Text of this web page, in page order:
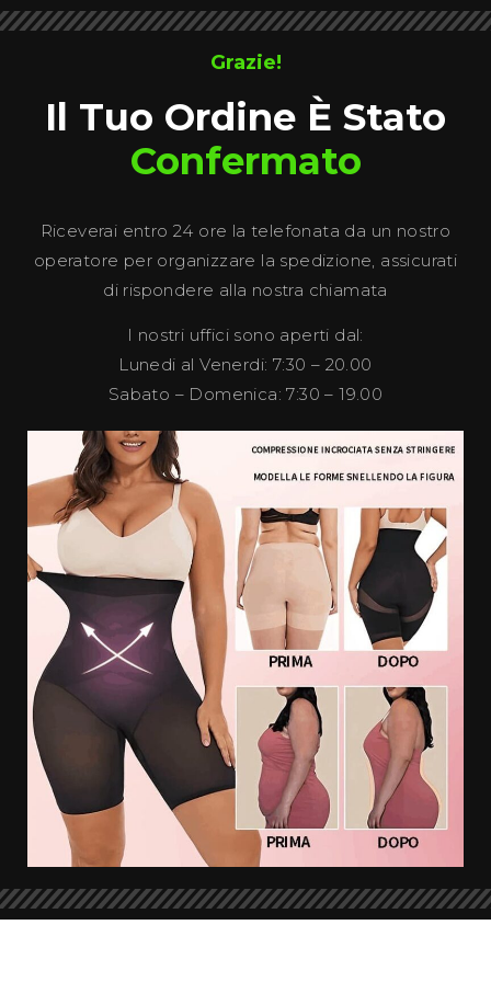
Grazie!
Il Tuo Ordine È Stato
Confermato
Riceverai entro 24 ore la telefonata da un nostro
operatore per organizzare la spedizione, assicurati
di rispondere alla nostra chiamata
I nostri uffici sono aperti dal:
Lunedi al Venerdi: 7:30 – 20.00
Sabato – Domenica: 7:30 – 19.00